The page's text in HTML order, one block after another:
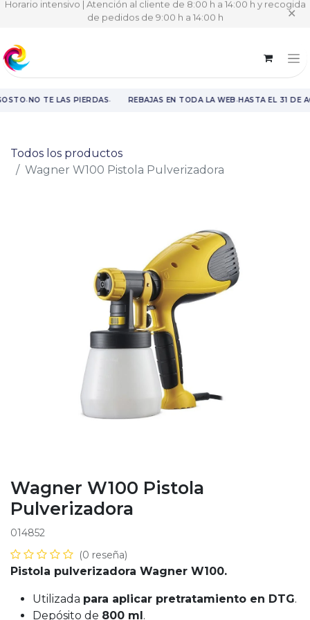
Horario intensivo | Atención al cliente de 8:00 h a 14:00 h y recogida
de pedidos de 9:00 h a 14:00 h ✕
·NO TE LAS PIERDAS· REBAJAS EN TODA LA WEB·HASTA EL 31 DE
Todos los productos
Wagner W100 Pistola Pulverizadora
Wagner W100 Pistola
Pulverizadora
014852
(0 reseña)
Pistola pulverizadora Wagner W100.
Utilizada para aplicar pretratamiento en DTG.
Depósito de 800 ml.